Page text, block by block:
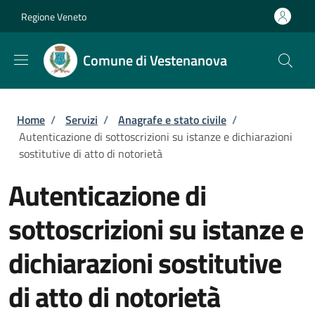
Regione Veneto
Comune di Vestenanova
Briciole di pane
Home / Servizi / Anagrafe e stato civile /
Autenticazione di sottoscrizioni su istanze e dichiarazioni
sostitutive di atto di notorietà
Autenticazione di
sottoscrizioni su istanze e
dichiarazioni sostitutive
di atto di notorietà